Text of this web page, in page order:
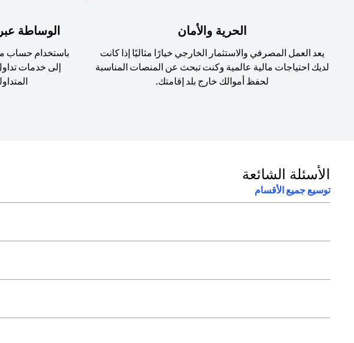
الحرية والأمان
يعد العمل المصرفي والاستثمار الخارجي خيارًا مثاليًا إذا كانت
لديك احتياجات مالية عالمية وكنت تبحث عن المنصات المناسبة
لحفظ أموالك خارج بلد إقامتك.
الوساطة
باستخدام حساب
إلى خدمات
الأسئلة الشائعة
توسيع جميع الأقسام